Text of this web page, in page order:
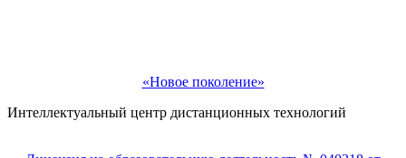
«Новое поколение»
Интеллектуальный центр дистанционных технологий